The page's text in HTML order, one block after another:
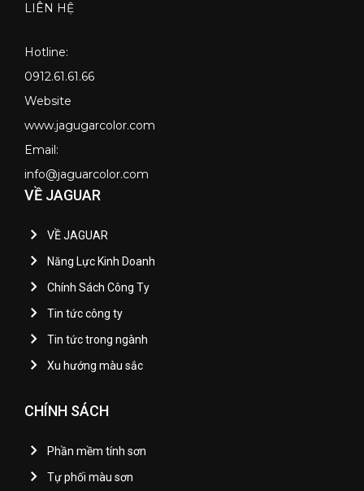
LIÊN HỆ
Hotline:
0912.61.61.66
Website
www.jagugarcolor.com
Email:
info@jaguarcolor.com
VỀ JAGUAR
VỀ JAGUAR
Năng Lực Kinh Doanh
Chính Sách Công Ty
Tin tức công ty
Tin tức trong ngành
Xu hướng màu sắc
CHÍNH SÁCH
Phần mềm tính sơn
Tự phối màu sơn